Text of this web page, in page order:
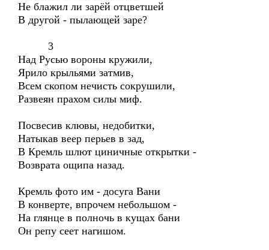
Не блажил ли зарёй отцветшей
В другой - пылающей заре?
3
Над Русью вороны кружили,
Ярило крыльями затмив,
Всем скопом нечисть сокрушили,
Развеян прахом силы миф.
Посвесив клювы, недобитки,
Натыкав веер перьев в зад,
В Кремль шлют циничные открытки -
Возврата ощипа назад.
Кремль фото им - досуга Вани
В конверте, впрочем небольшом -
На глянце в полночь в кущах бани
Он репу сеет нагишом.